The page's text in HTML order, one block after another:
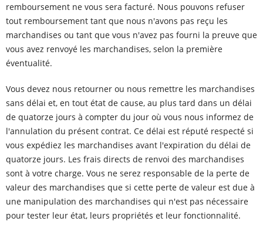
remboursement ne vous sera facturé. Nous pouvons refuser
tout remboursement tant que nous n'avons pas reçu les
marchandises ou tant que vous n'avez pas fourni la preuve que
vous avez renvoyé les marchandises, selon la première
éventualité.
Vous devez nous retourner ou nous remettre les marchandises
sans délai et, en tout état de cause, au plus tard dans un délai
de quatorze jours à compter du jour où vous nous informez de
l'annulation du présent contrat. Ce délai est réputé respecté si
vous expédiez les marchandises avant l'expiration du délai de
quatorze jours. Les frais directs de renvoi des marchandises
sont à votre charge. Vous ne serez responsable de la perte de
valeur des marchandises que si cette perte de valeur est due à
une manipulation des marchandises qui n'est pas nécessaire
pour tester leur état, leurs propriétés et leur fonctionnalité.